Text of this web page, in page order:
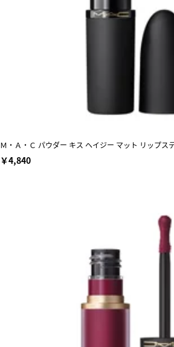
Ｍ・Ａ・Ｃ パウダー キス ヘイジー マット リップス
￥4,840